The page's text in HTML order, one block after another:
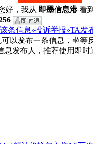
好，我从 即墨信息港看
条信息»投诉举报»TA发
以发布一条信息，坐等
息发布人，推荐使用即时